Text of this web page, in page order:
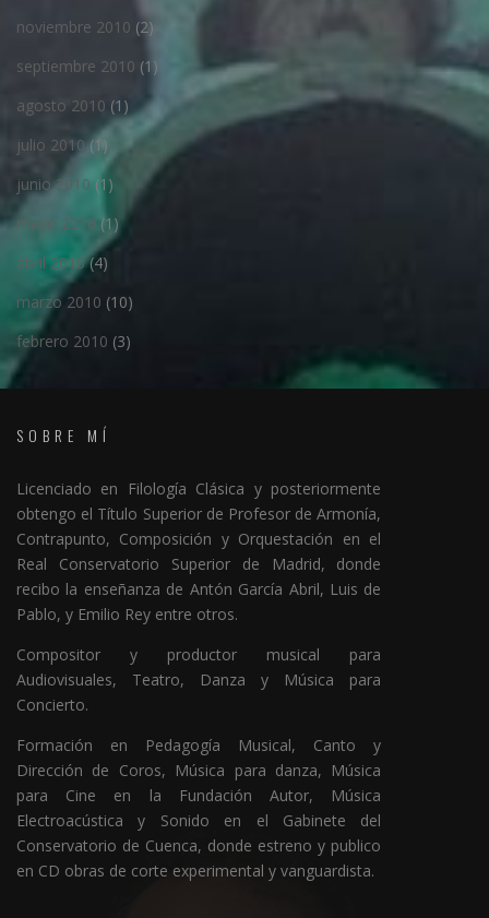
noviembre 2010 (2)
septiembre 2010 (1)
agosto 2010 (1)
julio 2010(1)
junio 2010 (1)
mayo 2010 (1)
abril 2010(4)
marzo 2010 (10)
febrero 2010 (3)
SOBRE MÍ
Licenciado en Filología Clásica y posteriormente
obtengo el Título Superior de Profesor de Armonía,
Contrapunto, Composición y Orquestación en el
Real Conservatorio Superior de Madrid, donde
recibo la enseñanza de Antón García Abril, Luis de
Pablo, y Emilio Rey entre otros.
Compositor y productor musical para
Audiovisuales, Teatro, Danza y Música para
Concierto.
Formación en Pedagogía Musical, Canto y
Dirección de Coros, Música para danza, Música
para Cine en la Fundación Autor, Música
Electroacústica y Sonido en el Gabinete del
Conservatorio de Cuenca, donde estreno y publico
en CD obras de corte experimental y vanguardista.